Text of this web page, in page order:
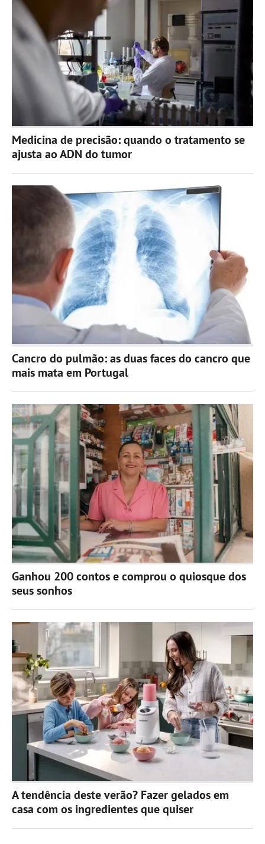
Medicina de precisão: quando o tratamento se
ajusta ao ADN do tumor
Cancro do pulmão: as duas faces do cancro que
mais mata em Portugal
Ganhou 200 contos e comprou o quiosque dos
seus sonhos
A tendência deste verão? Fazer gelados em
casa com os ingredientes que quiser